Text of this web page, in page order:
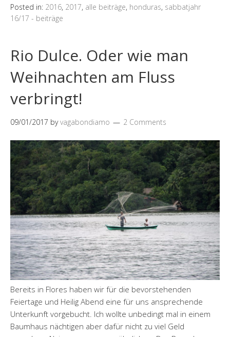
Posted in: 2016, 2017, alle beiträge, honduras, sabbatjahr
16/17 - beiträge
Rio Dulce. Oder wie man
Weihnachten am Fluss
verbringt!
09/01/2017 byvagabondiamo 2 Comments
Bereits in Flores haben wir für die bevorstehenden
Feiertage und Heilig Abend eine für uns ansprechende
Unterkunft vorgebucht. Ich wollte unbedingt mal in einem
Baumhaus nächtigen aber dafür nicht zu viel Geld